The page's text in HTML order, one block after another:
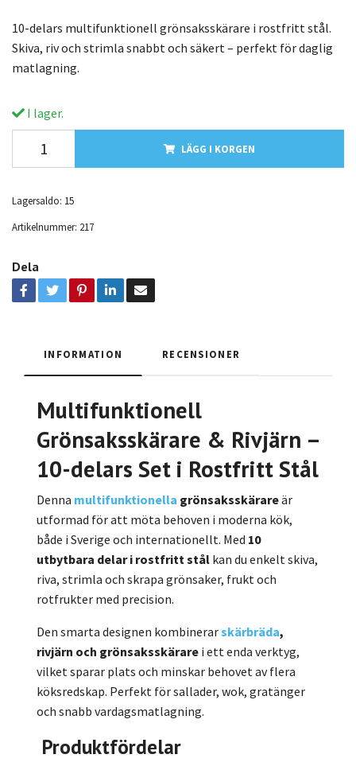
10-delars multifunktionell grönsaksskärare i rostfritt stål.
Skiva, riv och strimla snabbt och säkert – perfekt för daglig
matlagning.
I lager.
LÄGG I KORGEN
Lagersaldo: 15
Artikelnummer: 217
Dela
INFORMATION RECENSIONER
Multifunktionell
Grönsaksskärare & Rivjärn –
10-delars Set i Rostfritt Stål
Denna multifunktionella grönsaksskärareär
utformad för att möta behoven i moderna kök,
både i Sverige och internationellt. Med 10
utbytbara delar i rostfritt stål kan du enkelt skiva,
riva, strimla och skrapa grönsaker, frukt och
rotfrukter med precision.
Den smarta designen kombinerarskärbräda,
rivjärn och grönsaksskärare i ett enda verktyg,
vilket sparar plats och minskar behovet av flera
köksredskap. Perfekt för sallader, wok, gratänger
och snabb vardagsmatlagning.
Produktfördelar